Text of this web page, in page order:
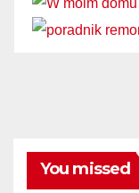
You missed